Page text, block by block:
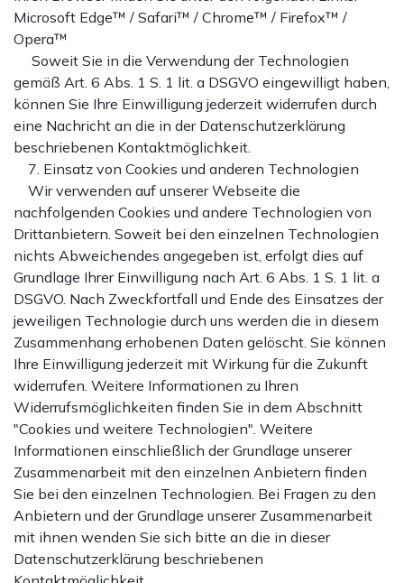
Microsoft Edge™ / Safari™ / Chrome™ / Firefox™ /
Opera™
Soweit Sie in die Verwendung der Technologien
gemäß Art. 6 Abs. 1 S. 1 lit. a DSGVO eingewilligt haben,
können Sie Ihre Einwilligung jederzeit widerrufen durch
eine Nachricht an die in der Datenschutzerklärung
beschriebenen Kontaktmöglichkeit.
7. Einsatz von Cookies und anderen Technologien
Wir verwenden auf unserer Webseite die
nachfolgenden Cookies und andere Technologien von
Drittanbietern. Soweit bei den einzelnen Technologien
nichts Abweichendes angegeben ist, erfolgt dies auf
Grundlage Ihrer Einwilligung nach Art. 6 Abs. 1 S. 1 lit. a
DSGVO. Nach Zweckfortfall und Ende des Einsatzes der
jeweiligen Technologie durch uns werden die in diesem
Zusammenhang erhobenen Daten gelöscht. Sie können
Ihre Einwilligung jederzeit mit Wirkung für die Zukunft
widerrufen. Weitere Informationen zu Ihren
Widerrufsmöglichkeiten finden Sie in dem Abschnitt
"Cookies und weitere Technologien". Weitere
Informationen einschließlich der Grundlage unserer
Zusammenarbeit mit den einzelnen Anbietern finden
Sie bei den einzelnen Technologien. Bei Fragen zu den
Anbietern und der Grundlage unserer Zusammenarbeit
mit ihnen wenden Sie sich bitte an die in dieser
Datenschutzerklärung beschriebenen